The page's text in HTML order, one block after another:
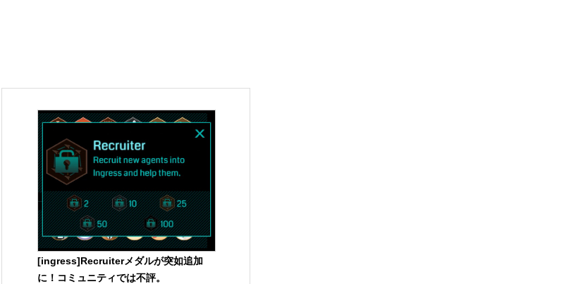
[ingress]Recruiterメダルが突如追加
に！コミュニティでは不評。